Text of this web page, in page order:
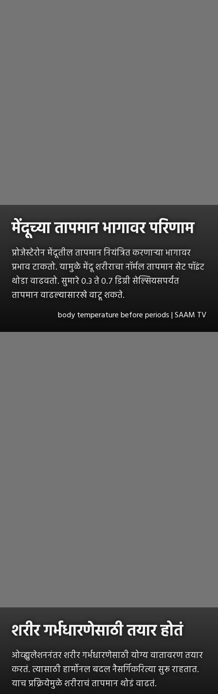
मेंदूच्या तापमान भागावर परिणाम
प्रोजेस्टेरोन मेंदूतील तापमान नियंत्रित करणाऱ्या भागावर
प्रभाव टाकतो. यामुळे मेंदू शरीराचा नॉर्मल तापमान सेट पॉइंट
थोडा वाढवतो. सुमारे 0.3 ते 0.7 डिग्री सेल्सियसपर्यंत
तापमान वाढल्यासारखे वाटू शकते.
body temperature before periods | SAAM TV
शरीर गर्भधारणेसाठी तयार होतं
ओव्ह्युलेशननंतर शरीर गर्भधारणेसाठी योग्य वातावरण तयार
करतं. त्यासाठी हार्मोनल बदल नैसर्गिकरित्या सुरू राहतात.
याच प्रक्रियेमुळे शरीराचं तापमान थोडं वाढतं.